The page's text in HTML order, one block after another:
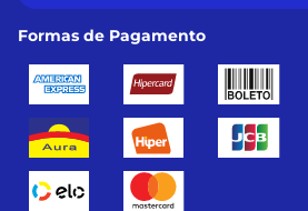
Formas de Pagamento